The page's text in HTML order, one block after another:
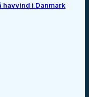
havvind i Danmark